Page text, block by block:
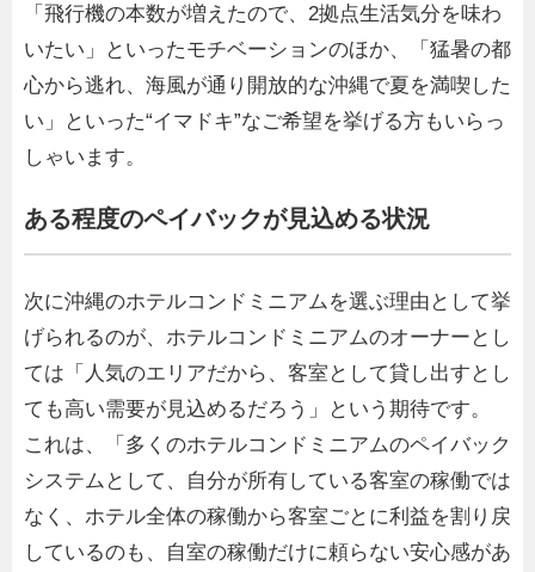
「飛行機の本数が増えたので、2拠点生活気分を味わ
いたい」といったモチベーションのほか、「猛暑の都
心から逃れ、海風が通り開放的な沖縄で夏を満喫した
い」といった“イマドキ”なご希望を挙げる方もいらっ
しゃいます。
ある程度のペイバックが見込める状況
次に沖縄のホテルコンドミニアムを選ぶ理由として挙
げられるのが、ホテルコンドミニアムのオーナーとし
ては「人気のエリアだから、客室として貸し出すとし
ても高い需要が見込めるだろう」という期待です。
これは、「多くのホテルコンドミニアムのペイバック
システムとして、自分が所有している客室の稼働では
なく、ホテル全体の稼働から客室ごとに利益を割り戻
しているのも、自室の稼働だけに頼らない安心感があ